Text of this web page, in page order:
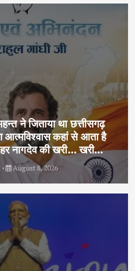
ने जिताया था छत्तीसगढ़
आत्मविश्वास कहां से आता है
नागदेव की खरी… खरी…
August 8, 2026